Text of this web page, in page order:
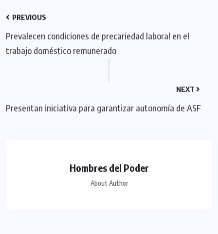
PREVIOUS
Prevalecen condiciones de precariedad laboral en el
trabajo doméstico remunerado
NEXT
Presentan iniciativa para garantizar autonomía de ASF
Hombres del Poder
About Author